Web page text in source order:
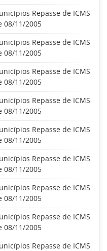
Repasse de ICMS
08/11/2005
Repasse de ICMS
08/11/2005
Repasse de ICMS
08/11/2005
Repasse de ICMS
08/11/2005
Repasse de ICMS
08/11/2005
Repasse de ICMS
08/11/2005
Repasse de ICMS
08/11/2005
Repasse de ICMS
08/11/2005
Repasse de ICMS